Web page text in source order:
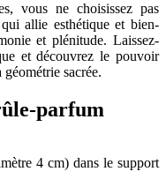
vous ne choisissez pas
allie esthétique et bien-
et plénitude. Laissez-
et découvrez le pouvoir
sacrée.
parfum
4 cm) dans le support